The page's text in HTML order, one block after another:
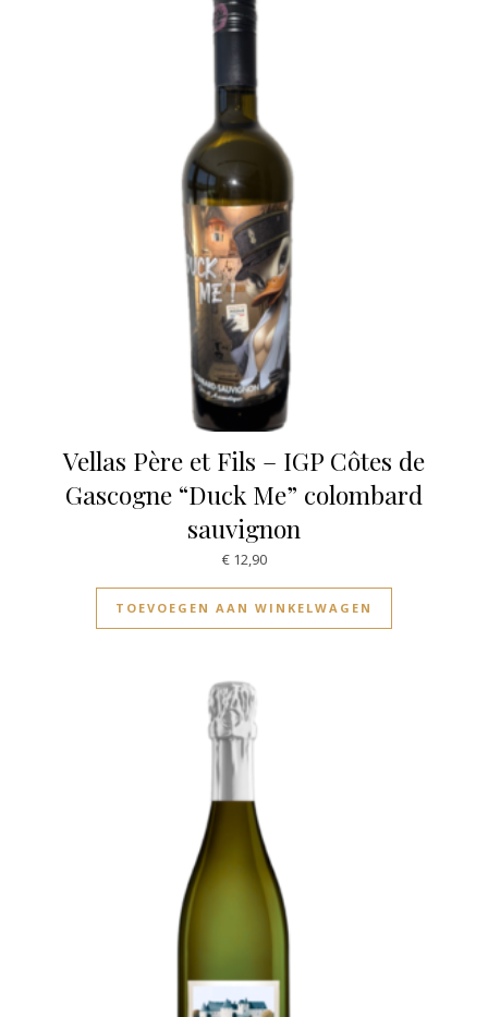
Vellas Père et Fils – IGP Côtes de
Gascogne “Duck Me” colombard
sauvignon
€12,90
TOEVOEGEN AAN WINKELWAGEN